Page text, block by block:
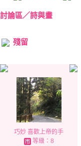
討論區／詩與畫
殘留
巧妙 喜歡上帝的手
等級：8